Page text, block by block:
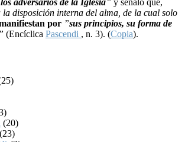
adversarios de la Iglesia” y señaló que,
la disposición interna del alma, de la cual solo
por ”sus principios, su forma de
(Encíclica Pascendi , n. 3). (Copia).
(20)
(23)